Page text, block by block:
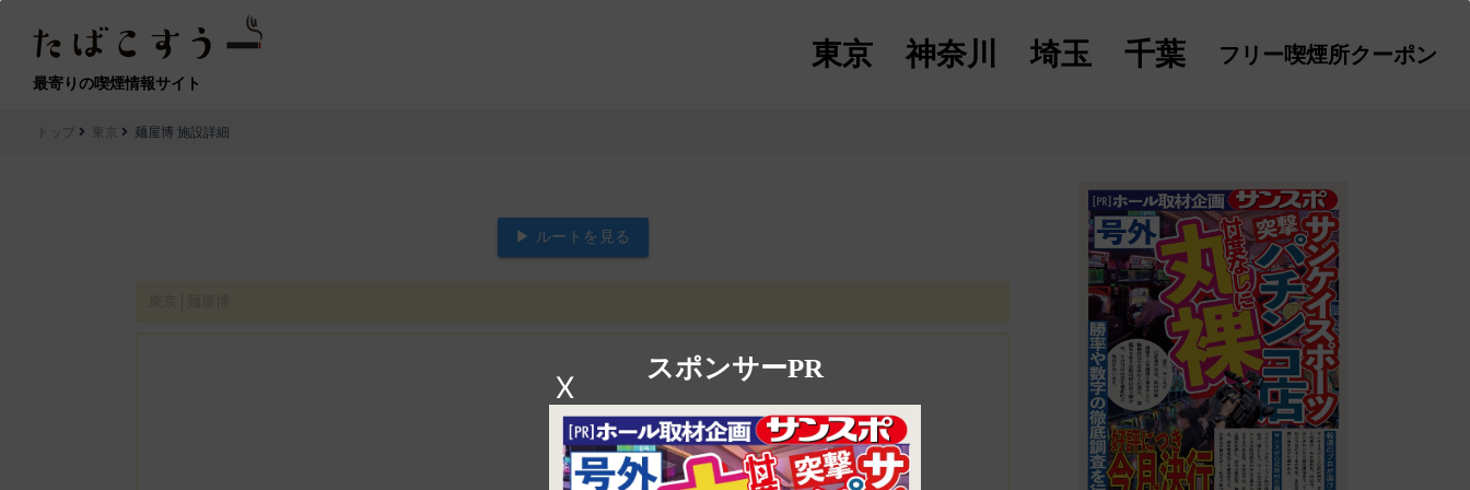
最寄りの喫煙情報サイト
東京 神奈川 埼玉 千葉 フリー喫煙所クーポン
スポンサーPR
X
トップ 東京 麺屋博 施設詳細
▶ ルートを見る